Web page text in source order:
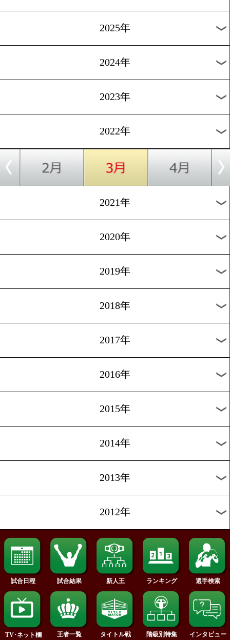
レス
マルチネス
会場:米国カリフォルニア
月別のタイトル戦
2025年
2023年
2022年
2021年
2020年
2019年
2018年
2017年
2016年